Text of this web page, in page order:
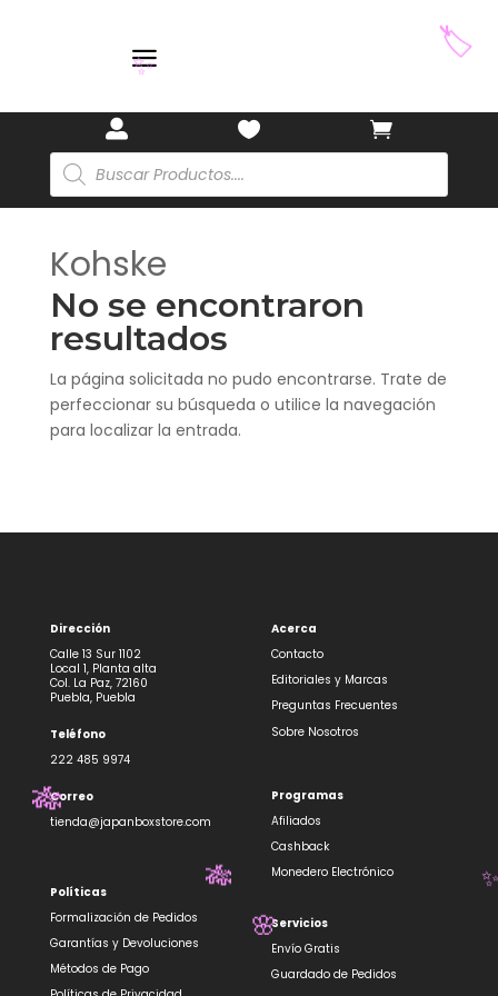
a
 

Búsqueda
de
productos
Kohske
No se encontraron
resultados
La página solicitada no pudo encontrarse. Trate de
perfeccionar su búsqueda o utilice la navegación
para localizar la entrada.
Dirección
Calle 13 Sur 1102
Local 1, Planta alta
Col. La Paz, 72160
Puebla, Puebla
Teléfono
222 485 9974
Correo
tienda@japanboxstore.com
Políticas
Formalización de Pedidos
Garantías y Devoluciones
Métodos de Pago
Acerca
Contacto
Editoriales y Marcas
Preguntas Frecuentes
Sobre Nosotros
Programas
Afiliados
Cashback
Monedero Electrónico
Servicios
Envío Gratis
Guardado de Pedidos
🏷️
🎋
🌸
✨
🎋